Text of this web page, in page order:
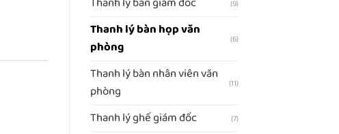
(9)
Thanh lý bàn họp văn
phòng
(6)
Thanh lý bàn nhân viên văn
phòng
(11)
Thanh lý ghế giám đốc (7)